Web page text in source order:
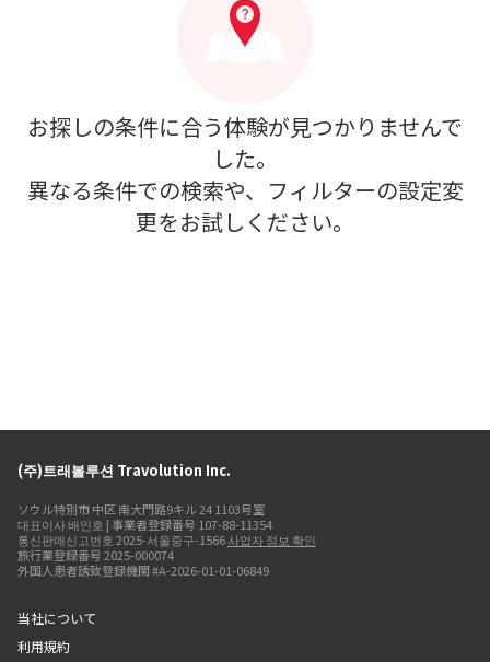
お探しの条件に合う体験が見つかりませんで
した。
異なる条件での検索や、フィルターの設定変
更をお試しください。
(주)트래볼루션 Travolution Inc.
ソウル特別市 中区 南大門路9キル 24 1103号室
대표이사 배인호 | 事業者登録番号 107-88-11354
통신판매신고번호 2025-서울중구-1566사업자 정보 확인
旅行業登録番号 2025-000074
外国人患者誘致登録機関 #A-2026-01-01-06849
当社について
利用規約